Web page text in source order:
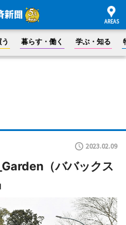
う 暮らす・働く 学ぶ・知る
2023.02.09
（ババックス